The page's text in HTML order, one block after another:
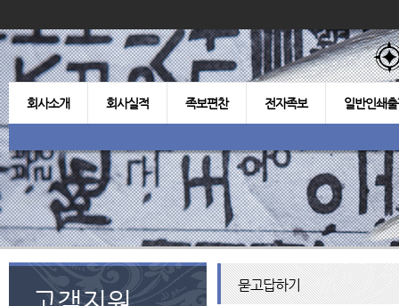
회사소개 회사실적 족보편찬 전자족보 일반인쇄
묻고답하기